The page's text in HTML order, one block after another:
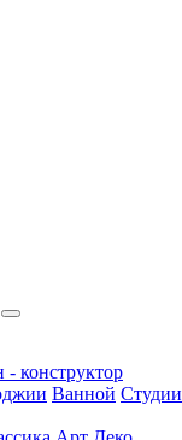
конструктор
Ванной Студии